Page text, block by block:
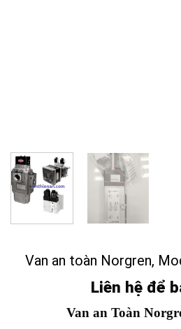
Van an toàn Norgren,
Liên hệ để
Van an Toàn